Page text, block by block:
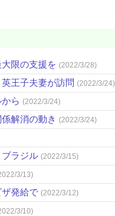
限の支援を (2022/3/28)
王子夫妻が訪問 (2022/3/24)
ら (2022/3/24)
解消の動き (2022/3/24)
ラジル (2022/3/15)
3/13)
発給で (2022/3/12)
3/10)